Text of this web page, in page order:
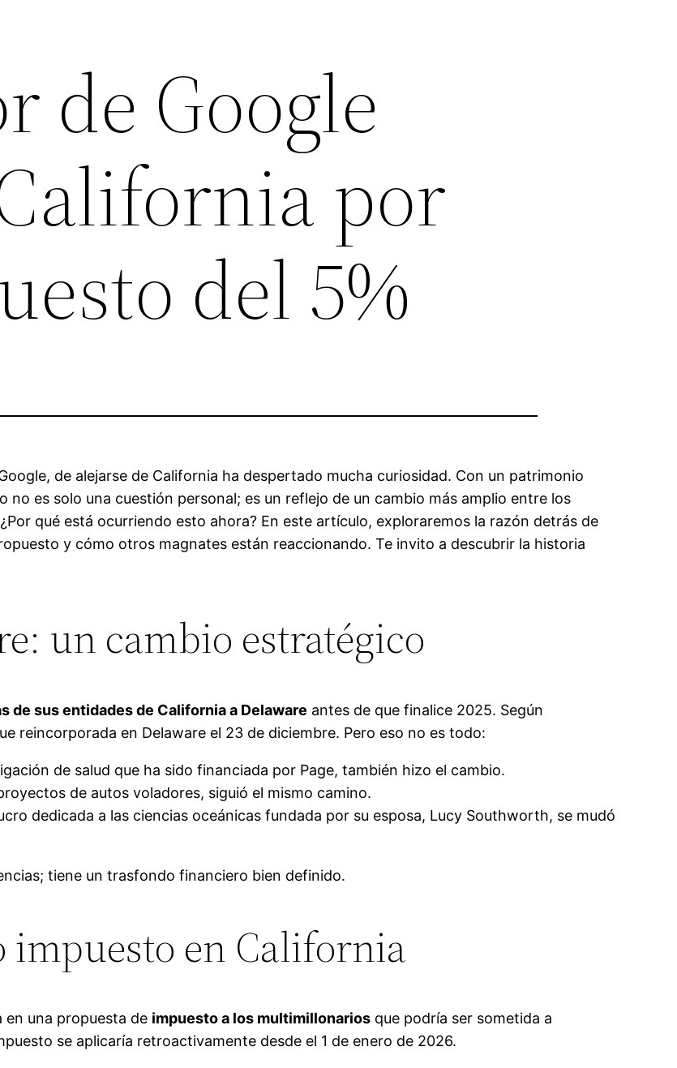
de Google
por
del 5%
de alejarse de California ha despertado mucha curiosidad. Con un patrimonio
es solo una cuestión personal; es un reflejo de un cambio más amplio entre los
qué está ocurriendo esto ahora? En este artículo, exploraremos la razón detrás de
y cómo otros magnates están reaccionando. Te invito a descubrir la historia
un cambio estratégico
de sus entidades de California a Delaware antes de que finalice 2025. Según
reincorporada en Delaware el 23 de diciembre. Pero eso no es todo:
de salud que ha sido financiada por Page, también hizo el cambio.
de autos voladores, siguió el mismo camino.
dedicada a las ciencias oceánicas fundada por su esposa, Lucy Southworth, se mudó
tiene un trasfondo financiero bien definido.
impuesto en California
en una propuesta de impuesto a los multimillonarios que podría ser sometida a
se aplicaría retroactivamente desde el 1 de enero de 2026.